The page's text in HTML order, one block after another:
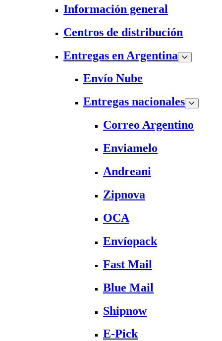
Información general
Centros de distribución
Entregas en Argentina
Envío Nube
Entregas nacionales
Correo Argentino
Enviamelo
Andreani
Zipnova
OCA
Envíopack
Fast Mail
Blue Mail
Shipnow
E-Pick